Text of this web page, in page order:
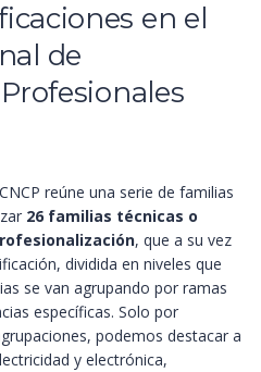
en el
de
reúne una serie de familias
26 familias técnicas o
, que a su vez
dividida en niveles que
se van agrupando por ramas
específicas. Solo por
podemos destacar a
y electrónica,